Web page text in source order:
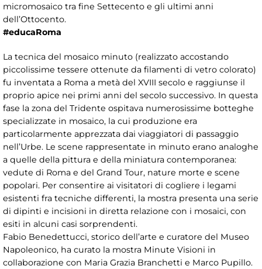
micromosaico tra fine Settecento e gli ultimi anni
dell’Ottocento.
#educaRoma
La tecnica del mosaico minuto (realizzato accostando
piccolissime tessere ottenute da filamenti di vetro colorato)
fu inventata a Roma a metà del XVIII secolo e raggiunse il
proprio apice nei primi anni del secolo successivo. In questa
fase la zona del Tridente ospitava numerosissime botteghe
specializzate in mosaico, la cui produzione era
particolarmente apprezzata dai viaggiatori di passaggio
nell’Urbe. Le scene rappresentate in minuto erano analoghe
a quelle della pittura e della miniatura contemporanea:
vedute di Roma e del Grand Tour, nature morte e scene
popolari. Per consentire ai visitatori di cogliere i legami
esistenti fra tecniche differenti, la mostra presenta una serie
di dipinti e incisioni in diretta relazione con i mosaici, con
esiti in alcuni casi sorprendenti.
Fabio Benedettucci, storico dell’arte e curatore del Museo
Napoleonico, ha curato la mostra Minute Visioni in
collaborazione con Maria Grazia Branchetti e Marco Pupillo.